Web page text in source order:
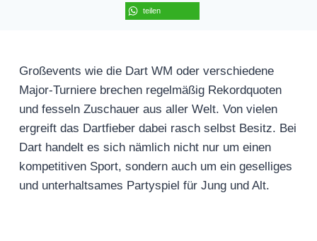
teilen
Großevents wie die Dart WM oder verschiedene
Major-Turniere brechen regelmäßig Rekordquoten
und fesseln Zuschauer aus aller Welt. Von vielen
ergreift das Dartfieber dabei rasch selbst Besitz. Bei
Dart handelt es sich nämlich nicht nur um einen
kompetitiven Sport, sondern auch um ein geselliges
und unterhaltsames Partyspiel für Jung und Alt.